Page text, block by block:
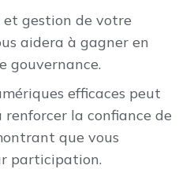
gestion de votre
aidera à gagner en
gouvernance.
efficaces peut
la confiance de
que vous
participation.